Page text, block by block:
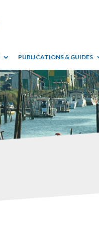
PUBLICATIONS & GUIDES